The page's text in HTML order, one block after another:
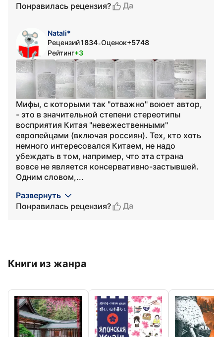
Понравилась рецензия?
Да
Natali*
Рецензий1834•Оценок+5748
Рейтинг+3
Мифы, с которыми так "отважно" воюет автор,
- это в значительной степени стереотипы
восприятия Китая "невежественными"
европейцами (включая россиян). Тех, кто хоть
немного интересовался Китаем, не надо
убеждать в том, например, что эта страна
вовсе не является консервативно-застывшей.
Одним словом,...
Развернуть
Понравилась рецензия?
Да
Книги из жанра